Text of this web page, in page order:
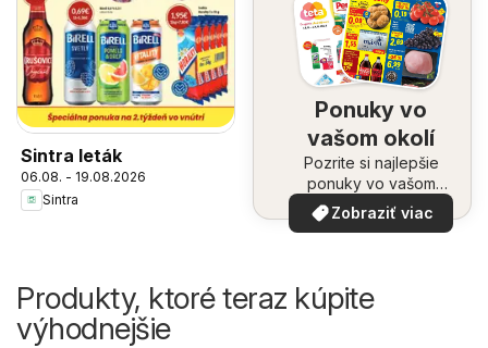
Sintra leták
06.08. - 19.08.2026
Sintra
Ponuky vo
vašom okolí
Pozrite si najlepšie
ponuky vo vašom
okolí
Zobraziť viac
Produkty, ktoré teraz kúpite
výhodnejšie